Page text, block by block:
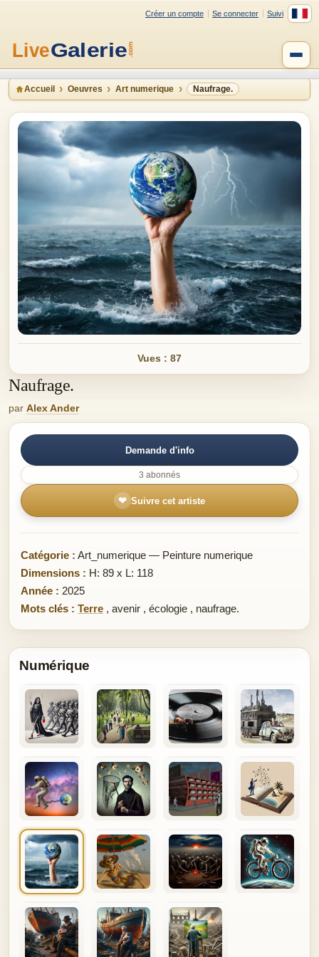
Créer un compte Se connecter Suivi
Accueil Oeuvres Art numerique Naufrage.
Vues : 87
Naufrage.
par Alex Ander
Demande d'info
3 abonnés
❤ Suivre cet artiste
Catégorie : Art_numerique — Peinture numerique
Dimensions : H: 89 x L: 118
Année : 2025
Mots clés : Terre , avenir , écologie , naufrage.
Numérique